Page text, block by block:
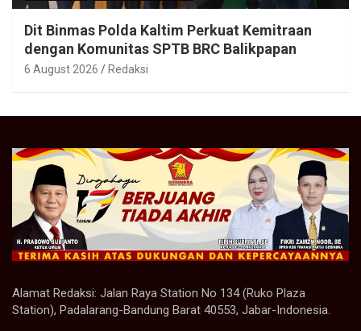
Dit Binmas Polda Kaltim Perkuat Kemitraan
dengan Komunitas SPTB BRC Balikpapan
6 August 2026 Redaksi
Alamat Redaksi: Jalan Raya Station No 134 (Ruko Plaza
Station), Padalarang-Bandung Barat 40553, Jabar-Indonesia.